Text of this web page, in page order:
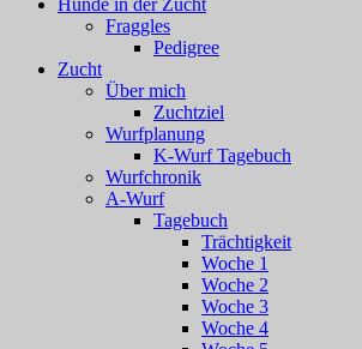
Hunde in der Zucht
Fraggles
Pedigree
Zucht
Über mich
Zuchtziel
Wurfplanung
K-Wurf Tagebuch
Wurfchronik
A-Wurf
Tagebuch
Trächtigkeit
Woche 1
Woche 2
Woche 3
Woche 4